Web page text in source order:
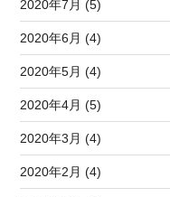
2020年7月 (5)
2020年6月 (4)
2020年5月 (4)
2020年4月 (5)
2020年3月 (4)
2020年2月 (4)